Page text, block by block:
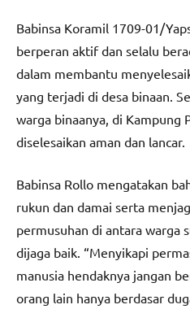
Babinsa Koramil 1709-01/
berperan aktif dan selalu
dalam membantu
yang terjadi di desa binaan.
warga binaanya, di Kampung
diselesaikan aman dan lancar.
Babinsa Rollo mengatakan
rukun dan damai serta
permusuhan di antara warga
dijaga baik. “Menyikapi
manusia hendaknya jangan
orang lain hanya berdasar